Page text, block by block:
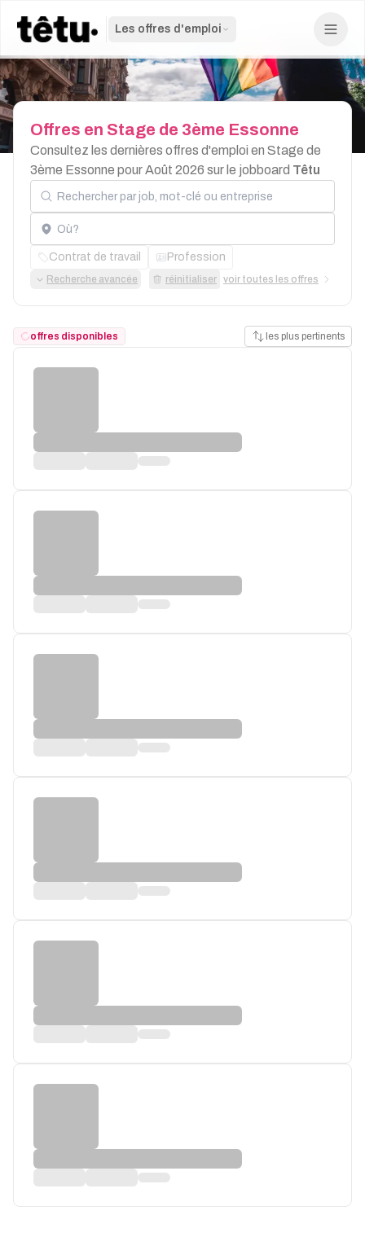
Les offres d'emploi
Offres en Stage de 3ème Essonne
Consultez les dernières offres d'emploi en Stage de
3ème Essonne pour Août 2026 sur le jobboard Têtu
Rechercher par job, mot-clé ou entreprise
Localisation
Contrat de travail Profession
Recherche avancée réinitialiser voir toutes les offres
offres disponibles les plus pertinents